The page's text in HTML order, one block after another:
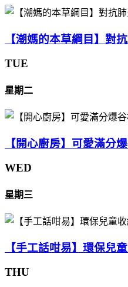
【潮媽的本草綱目】對
TUE
星期二
【開心廚房】可愛滿分
WED
星期三
【手工話咁易】環保兒
THU